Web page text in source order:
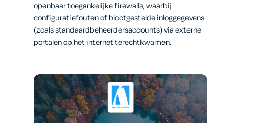
openbaar toegankelijke firewalls, waarbij
configuratiefouten of blootgestelde inloggegevens
(zoals standaardbeheerdersaccounts) via externe
portalen op het internet terechtkwamen.